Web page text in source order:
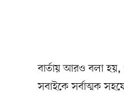
বার্তায় আরও বলা হয়,
সবাইকে সর্বাত্মক